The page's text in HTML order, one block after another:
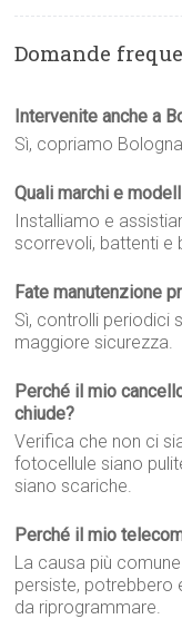
Domande
Intervenite anche a
Sì, copriamo
Quali marchi e
Installiamo e
scorrevoli, battenti e
Fate manutenzione
Sì, controlli periodici
maggiore sicurezza.
Perché il mio
chiude?
Verifica che non ci
fotocellule siano
siano scariche.
Perché il mio
La causa più
persiste, potrebbero
da riprogrammare.